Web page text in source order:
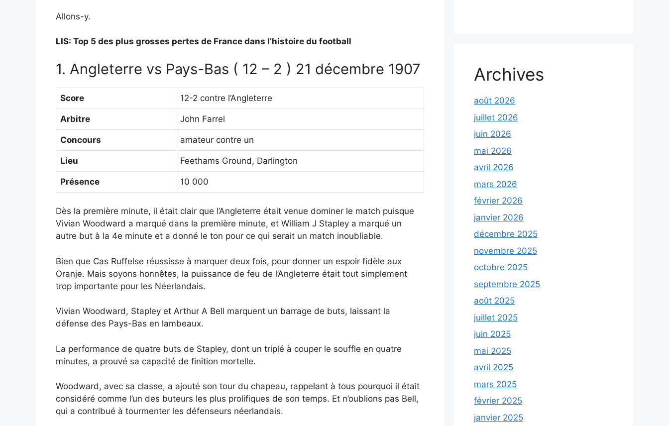
Allons-y.
LIS: Top 5 des plus grosses pertes de France dans l’histoire du football
1. Angleterre vs Pays-Bas ( 12 – 2 ) 21 décembre 1907
Score 12-2 contre l’Angleterre
Arbitre John Farrel
Concours amateur contre un
Lieu Feethams Ground, Darlington
Présence 10 000
Dès la première minute, il était clair que l’Angleterre était venue dominer le match puisque
Vivian Woodward a marqué dans la première minute, et William J Stapley a marqué un
autre but à la 4e minute et a donné le ton pour ce qui serait un match inoubliable.
Bien que Cas Ruffelse réussisse à marquer deux fois, pour donner un espoir fidèle aux
Oranje. Mais soyons honnêtes, la puissance de feu de l’Angleterre était tout simplement
trop importante pour les Néerlandais.
Vivian Woodward, Stapley et Arthur A Bell marquent un barrage de buts, laissant la
défense des Pays-Bas en lambeaux.
La performance de quatre buts de Stapley, dont un triplé à couper le souffle en quatre
minutes, a prouvé sa capacité de finition mortelle.
Woodward, avec sa classe, a ajouté son tour du chapeau, rappelant à tous pourquoi il était
considéré comme l’un des buteurs les plus prolifiques de son temps. Et n’oublions pas Bell,
qui a contribué à tourmenter les défenseurs néerlandais.
Archives
août 2026
juillet 2026
juin 2026
mai 2026
avril 2026
mars 2026
février 2026
janvier 2026
décembre 2025
novembre 2025
octobre 2025
septembre 2025
août 2025
juillet 2025
juin 2025
mai 2025
avril 2025
mars 2025
février 2025
janvier 2025